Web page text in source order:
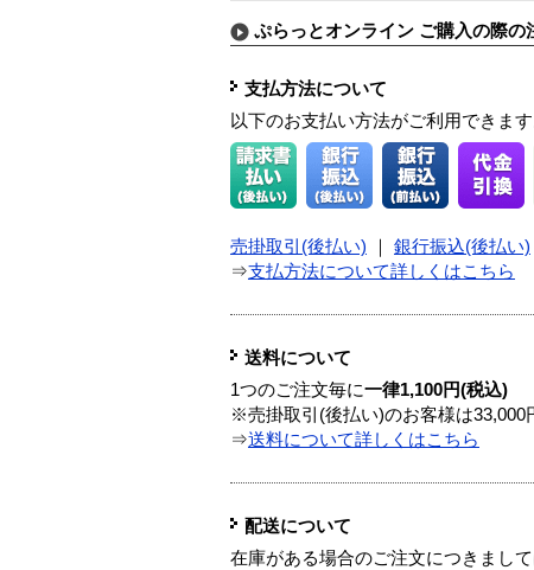
ぷらっとオンライン ご購入の際の
支払方法について
以下のお支払い方法がご利用できます
売掛取引(後払い) 銀行振込(後払い)
⇒支払方法について詳しくはこちら
送料について
1つのご注文毎に一律1,100円(税込)
※売掛取引(後払い)のお客様は33,000
⇒送料について詳しくはこちら
配送について
在庫がある場合のご注文につきまし